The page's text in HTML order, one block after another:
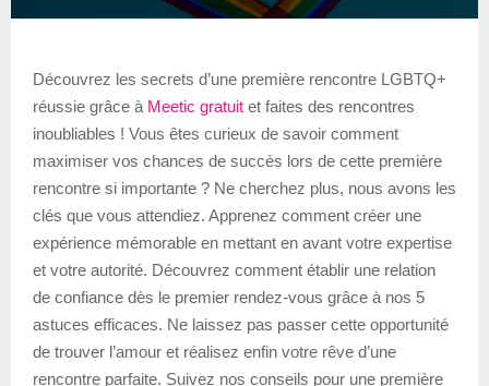
Découvrez les secrets d’une première rencontre LGBTQ+
réussie grâce à Meetic gratuit et faites des rencontres
inoubliables ! Vous êtes curieux de savoir comment
maximiser vos chances de succès lors de cette première
rencontre si importante ? Ne cherchez plus, nous avons les
clés que vous attendiez. Apprenez comment créer une
expérience mémorable en mettant en avant votre expertise
et votre autorité. Découvrez comment établir une relation
de confiance dès le premier rendez-vous grâce à nos 5
astuces efficaces. Ne laissez pas passer cette opportunité
de trouver l’amour et réalisez enfin votre rêve d’une
rencontre parfaite. Suivez nos conseils pour une première